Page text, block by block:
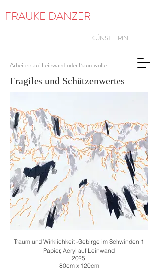
FRAUKE DANZER
KÜNSTLERIN
Arbeiten auf Leinwand oder Baumwolle
Fragiles und Schützenwertes
Traum und Wirklichkeit -Gebirge im Schwinden 1
Papier, Acryl auf Leinwand
2025
80cm x 120cm